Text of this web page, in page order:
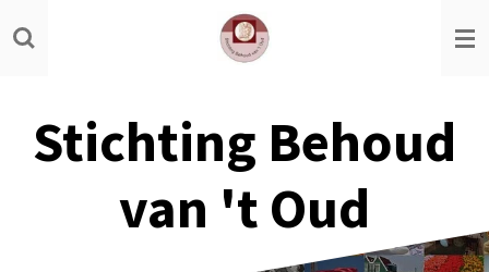
Ga
direct
hoofdinhoud
Stichting Behoud
van 't Oud